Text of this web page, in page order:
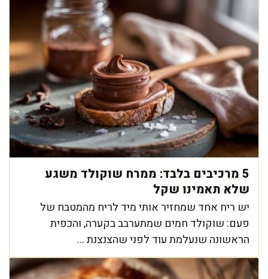
5 מרכיבים בלבד: ממרח שוקולד משגע
שלא תאמינו שקל
יש ריח אחד שמחזיר אותי מיד לריח מהמטבח של
פעם: שוקולד חמים שמתערבב בקערה, והכפית
הראשונה שנעלמת עוד לפני שהצנצנת ...